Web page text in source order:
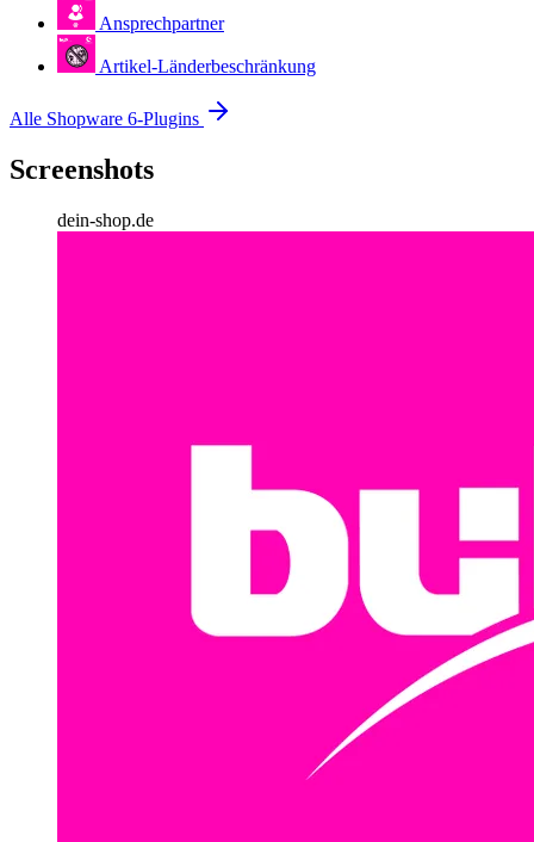
Ansprechpartner
Artikel-Länderbeschränkung
Alle Shopware 6-Plugins
Screenshots
dein-shop.de